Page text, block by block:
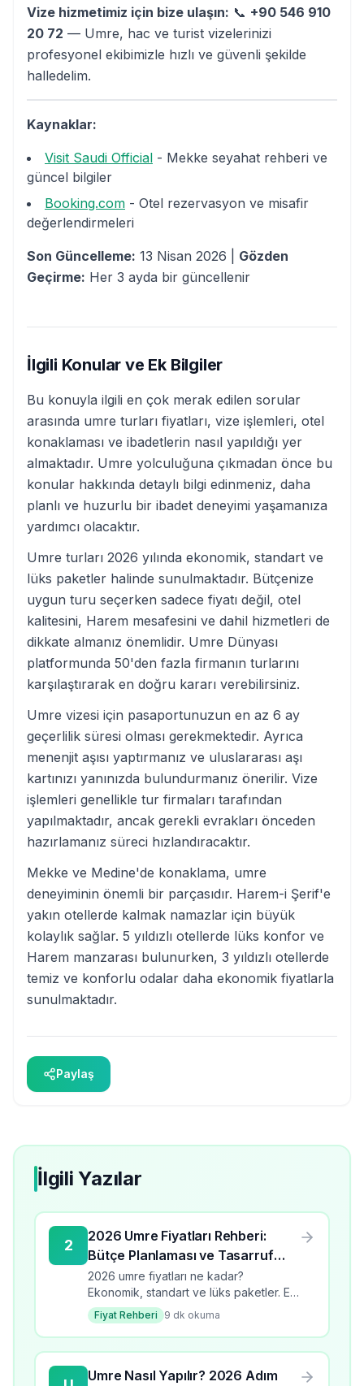
Vize hizmetimiz için bize ulaşın: 📞 +90 546 910
20 72 — Umre, hac ve turist vizelerinizi
profesyonel ekibimizle hızlı ve güvenli şekilde
halledelim.
Kaynaklar:
Visit Saudi Official - Mekke seyahat rehberi ve
güncel bilgiler
Booking.com - Otel rezervasyon ve misafir
değerlendirmeleri
Son Güncelleme: 13 Nisan 2026 | Gözden
Geçirme: Her 3 ayda bir güncellenir
İlgili Konular ve Ek Bilgiler
Bu konuyla ilgili en çok merak edilen sorular
arasında umre turları fiyatları, vize işlemleri, otel
konaklaması ve ibadetlerin nasıl yapıldığı yer
almaktadır. Umre yolculuğuna çıkmadan önce bu
konular hakkında detaylı bilgi edinmeniz, daha
planlı ve huzurlu bir ibadet deneyimi yaşamanıza
yardımcı olacaktır.
Umre turları 2026 yılında ekonomik, standart ve
lüks paketler halinde sunulmaktadır. Bütçenize
uygun turu seçerken sadece fiyatı değil, otel
kalitesini, Harem mesafesini ve dahil hizmetleri de
dikkate almanız önemlidir. Umre Dünyası
platformunda 50'den fazla firmanın turlarını
karşılaştırarak en doğru kararı verebilirsiniz.
Umre vizesi için pasaportunuzun en az 6 ay
geçerlilik süresi olması gerekmektedir. Ayrıca
menenjit aşısı yaptırmanız ve uluslararası aşı
kartınızı yanınızda bulundurmanız önerilir. Vize
işlemleri genellikle tur firmaları tarafından
yapılmaktadır, ancak gerekli evrakları önceden
hazırlamanız süreci hızlandıracaktır.
Mekke ve Medine'de konaklama, umre
deneyiminin önemli bir parçasıdır. Harem-i Şerif'e
yakın otellerde kalmak namazlar için büyük
kolaylık sağlar. 5 yıldızlı otellerde lüks konfor ve
Harem manzarası bulunurken, 3 yıldızlı otellerde
temiz ve konforlu odalar daha ekonomik fiyatlarla
sunulmaktadır.
Paylaş
İlgili Yazılar
2
2026 Umre Fiyatları Rehberi:
Bütçe Planlaması ve Tasarruf
İpuçları
2026 umre fiyatları ne kadar?
Ekonomik, standart ve lüks paketler. En
ucuz umre turlarını karşılaştırın, tasarruf
ipuçları ve bütçe planlama rehberi.
Fiyat Rehberi 9 dk okuma
Umre Nasıl Yapılır? 2026 Adım